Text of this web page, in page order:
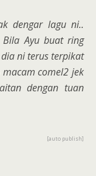
dengar lagu ni..
Ayu buat ring
ni terus terpikat
comel2 jek
dengan tuan
[auto publish]